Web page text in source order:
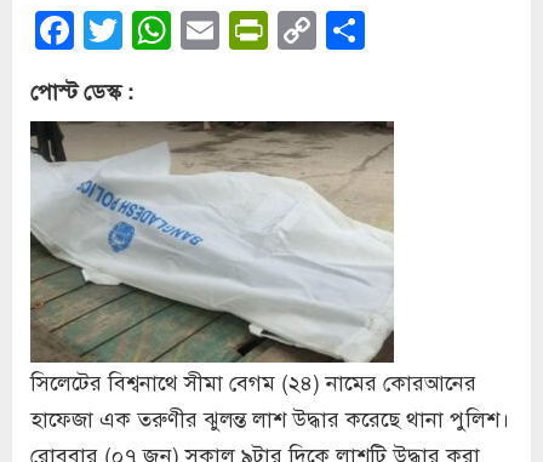
Facebook
Twitter
WhatsApp
EmailPrintFriendly
Copy
Link
পোস্ট ডেস্ক :
সিলেটের বিশ্বনাথে সীমা বেগম (২৪) নামের কোরআনের
হাফেজা এক তরুণীর ঝুলন্ত লাশ উদ্ধার করেছে থানা পুলিশ।
রোববার (০৭ জুন) সকাল ৯টার দিকে লাশটি উদ্ধার করা